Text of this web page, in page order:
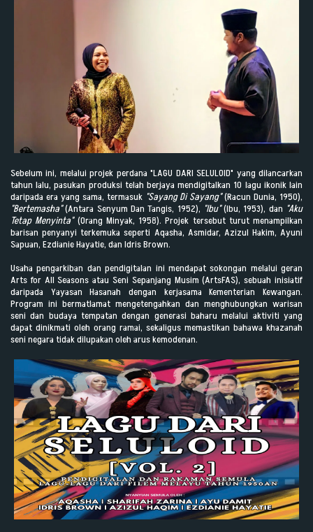
Sebelum ini, melalui projek perdana "LAGU DARI SELULOID" yang dilancarkan
tahun lalu, pasukan produksi telah berjaya mendigitalkan 10 lagu ikonik lain
daripada era yang sama, termasuk "Sayang Di Sayang"(Racun Dunia, 1950),
"Bertemasha"(Antara Senyum Dan Tangis, 1952), "Ibu"(Ibu, 1953), dan "Aku
Tetap Menyinta"(Orang Minyak, 1958). Projek tersebut turut menampilkan
barisan penyanyi terkemuka seperti Aqasha, Asmidar, Azizul Hakim, Ayuni
Sapuan, Ezdianie Hayatie, dan Idris Brown.
Usaha pengarkiban dan pendigitalan ini mendapat sokongan melalui geran
Arts for All Seasons atau Seni Sepanjang Musim (ArtsFAS), sebuah inisiatif
daripada Yayasan Hasanah dengan kerjasama Kementerian Kewangan.
Program ini bermatlamat mengetengahkan dan menghubungkan warisan
seni dan budaya tempatan dengan generasi baharu melalui aktiviti yang
dapat dinikmati oleh orang ramai, sekaligus memastikan bahawa khazanah
seni negara tidak dilupakan oleh arus kemodenan.